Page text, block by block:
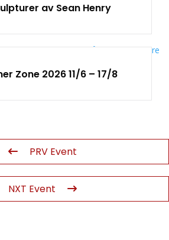
av Sean Henry
Zone 2026 11/6 – 17/8
PRV Event
NXT Event